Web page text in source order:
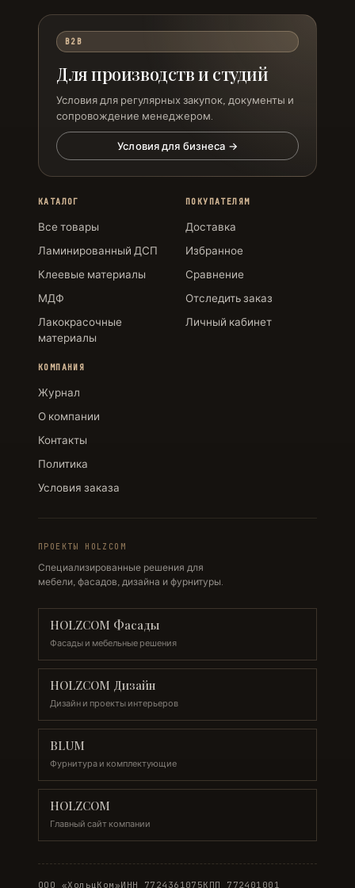
B2B
Для производств и студий
Условия для регулярных закупок, документы и
сопровождение менеджером.
Условия для бизнеса →
КАТАЛОГ
Все товары
Ламинированный ДСП
Клеевые материалы
МДФ
Лакокрасочные
материалы
ПОКУПАТЕЛЯМ
Доставка
Избранное
Сравнение
Отследить заказ
Личный кабинет
КОМПАНИЯ
Журнал
О компании
Контакты
Политика
Условия заказа
ПРОЕКТЫ HOLZCOM
Специализированные решения для
мебели, фасадов, дизайна и фурнитуры.
HOLZCOM Фасады
Фасады и мебельные решения
HOLZCOM Дизайн
Дизайн и проекты интерьеров
BLUM
Фурнитура и комплектующие
HOLZCOM
Главный сайт компании
ООО «ХольцКом»ИНН 7724361075КПП 772401001